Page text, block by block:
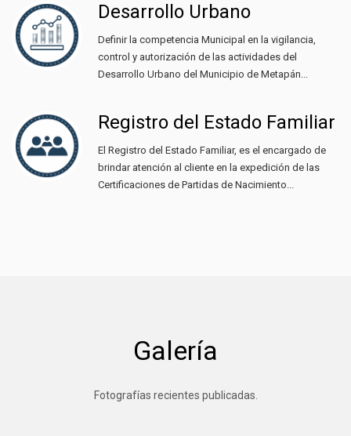
Desarrollo Urbano
Definir la competencia Municipal en la vigilancia,
control y autorización de las actividades del
Desarrollo Urbano del Municipio de Metapán...
Registro del Estado Familiar
El Registro del Estado Familiar, es el encargado de
brindar atención al cliente en la expedición de las
Certificaciones de Partidas de Nacimiento...
Galería
Fotografías recientes publicadas.